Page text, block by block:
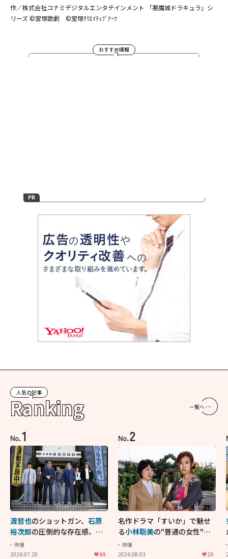
作／株式会社コナミデジタルエンタテインメント 「悪魔城ドラキュラ」シ
リーズ ©宝塚歌劇 ©宝塚ｸﾘｴｲﾃｨﾌﾞｱｰﾂ
おすすめ情報
人気の記事
Ranking 一覧へ
No.1
渡哲也のショットガン、 石原
裕次郎の圧倒的な存在感、 舘
ひろし
ン！"大門軍団"のカッコよさ
俳優
2026.07.29
69
No.2
名作ドラマ「すいか」で魅せ
る小林聡美の"普通の女性"が
大人に刺さる...映画「かもめ
食堂」にも通じる静かな芝居
俳優
2026.08.03
20